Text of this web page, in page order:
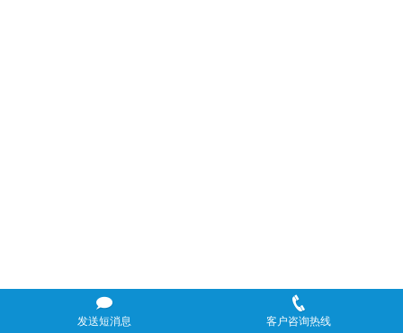
发送短消息 客户咨询热线